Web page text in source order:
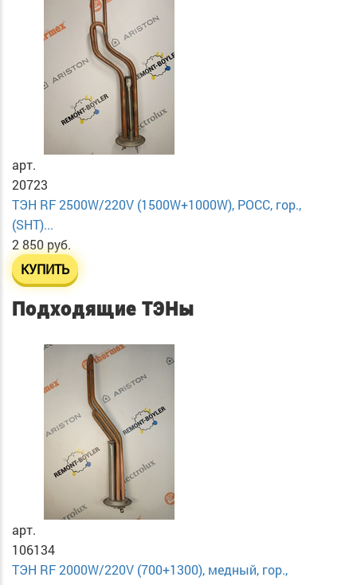
арт.
20723
ТЭН RF 2500W/220V (1500W+1000W), РОСС, гор.,
(SHT)...
2 850 руб.
КУПИТЬ
Подходящие ТЭНы
арт.
106134
ТЭН RF 2000W/220V (700+1300), медный, гор.,